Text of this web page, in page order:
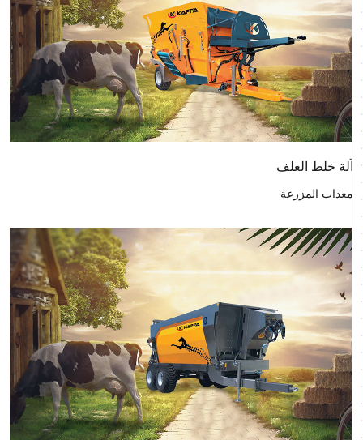
آلة خلط العلف
معدات المزرعة